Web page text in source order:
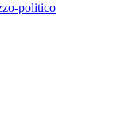
politico